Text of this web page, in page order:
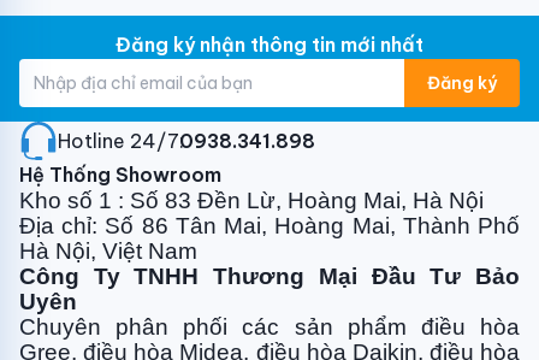
Đăng ký nhận thông tin mới nhất
Đăng ký
Hotline 24/7:0938.341.898
Hệ Thống Showroom
Kho số 1 : Số 83 Đền Lừ, Hoàng Mai, Hà Nội
Địa chỉ: Số 86 Tân Mai, Hoàng Mai, Thành Phố
Hà Nội, Việt Nam
Công Ty TNHH Thương Mại Đầu Tư Bảo
Uyên
Chuyên phân phối các sản phẩm điều hòa
Gree, điều hòa Midea, điều hòa Daikin, điều hòa